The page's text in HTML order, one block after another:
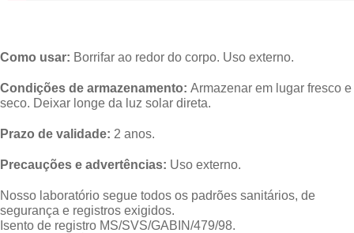
Como usar: Borrifar ao redor do corpo. Uso externo.
Condições de armazenamento: Armazenar em lugar fresco e
seco. Deixar longe da luz solar direta.
Prazo de validade: 2 anos.
Precauções e advertências: Uso externo.
Nosso laboratório segue todos os padrões sanitários, de
segurança e registros exigidos.
Isento de registro MS/SVS/GABIN/479/98.